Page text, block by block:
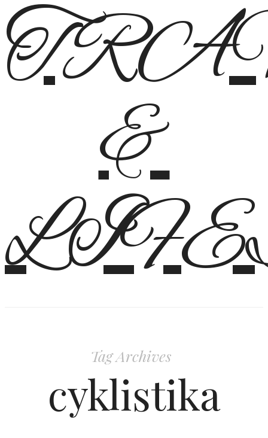
Tag Archives
cyklistika